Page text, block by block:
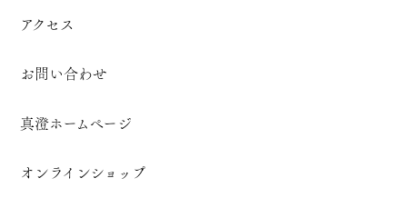
アクセス
お問い合わせ
真澄ホームページ
オンラインショップ